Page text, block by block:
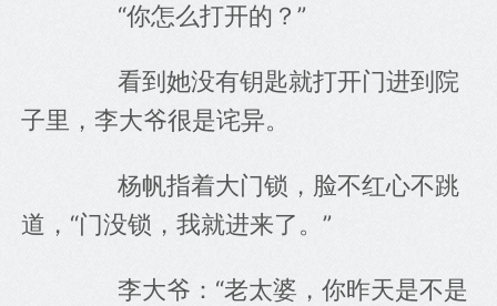
“你怎么打开的？”
看到她没有钥匙就打开门进到院
子里，李大爷很是诧异。
杨帆指着大门锁，脸不红心不跳
道，“门没锁，我就进来了。”
李大爷：“老太婆，你昨天是不是